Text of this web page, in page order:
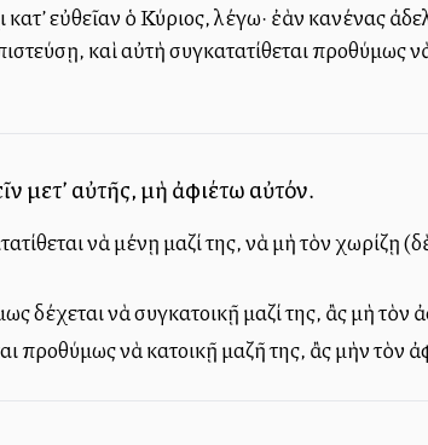
εὐθεῖαν ὁ Κύριος, λέγω· ἐὰν κανένας
καὶ αὐτὴ συγκατατίθεται προθύμως
μετ’ αὐτῆς, μὴ ἀφιέτω αὐτόν.
νὰ μένῃ μαζί της, νὰ μὴ τὸν χωρίζῃ
δέχεται νὰ συγκατοικῇ μαζί της, ἂς μὴ τὸν
προθύμως νὰ κατοικῇ μαζῆ της, ἂς μὴν τὸν